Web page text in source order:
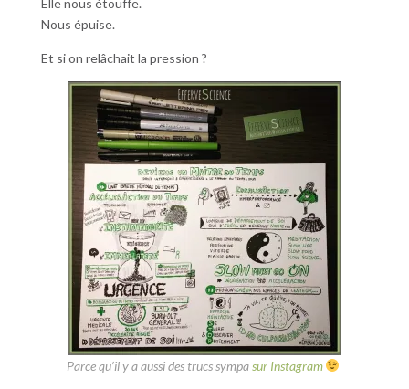
Nous épuise.
Et si on relâchait la pression ?
Parce qu’il y a aussi des trucs sympasur Instagram